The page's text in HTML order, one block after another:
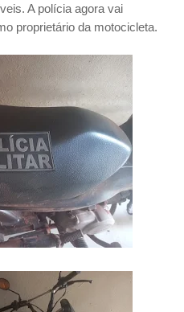
A polícia agora vai
proprietário da motocicleta.